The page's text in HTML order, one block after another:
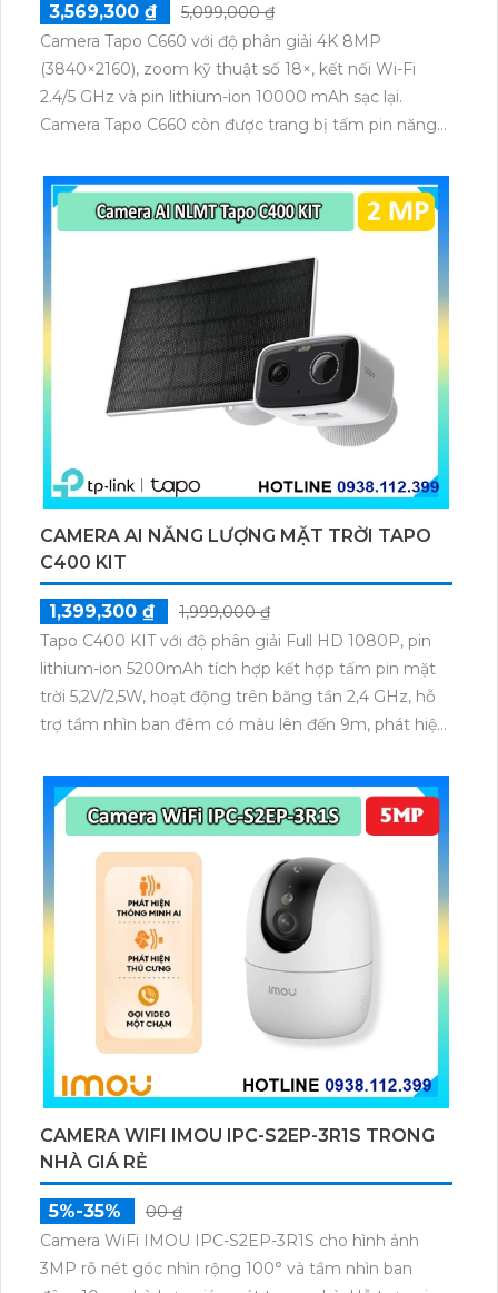
3,569,300 ₫
5,099,000 ₫
Camera Tapo C660 với độ phân giải 4K 8MP
(3840×2160), zoom kỹ thuật số 18×, kết nối Wi-Fi
2.4/5 GHz và pin lithium-ion 10000 mAh sạc lại.
Camera Tapo C660 còn được trang bị tấm pin năng
thú cưng, phương tiện, lưu trữ thẻ microSD tối đa 512
GB.
CAMERA AI NĂNG LƯỢNG MẶT TRỜI TAPO
C400 KIT
1,399,300 ₫
1,999,000 ₫
Tapo C400 KIT với độ phân giải Full HD 1080P, pin
lithium-ion 5200mAh tích hợp kết hợp tấm pin mặt
trời 5,2V/2,5W, hoạt động trên băng tần 2,4 GHz, hỗ
trợ tầm nhìn ban đêm có màu lên đến 9m, phát hiện
dữ liệu qua thẻ microSD lên đến 512GB.
CAMERA WIFI IMOU IPC-S2EP-3R1S TRONG
NHÀ GIÁ RẺ
5%-35%
00 ₫
Camera WiFi IMOU IPC-S2EP-3R1S cho hình ảnh
3MP rõ nét góc nhìn rộng 100° và tầm nhìn ban